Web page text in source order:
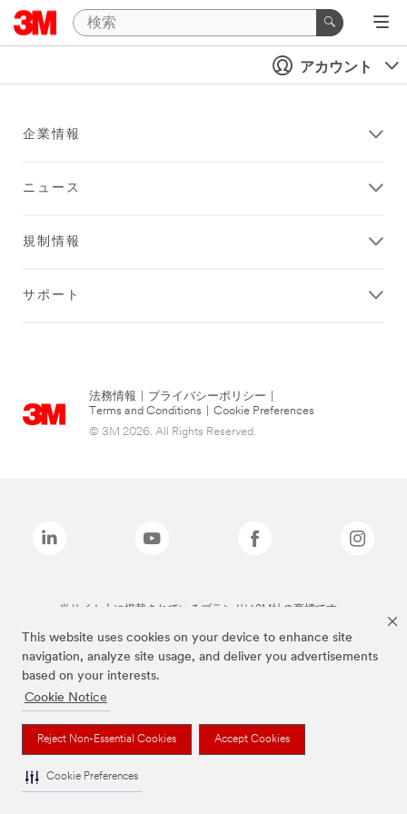
This website uses cookies on your device to enhance site
navigation, analyze site usage, and deliver you advertisements
based on your interests.
Cookie Notice
Reject Non-Essential Cookies Accept Cookies
Cookie Preferences
アカウント
企業情報
ニュース
規制情報
サポート
法務情報 プライバシーポリシー
Terms and Conditions
Cookie Preferences
© 3M 2026. All Rights Reserved.
当サイト上に掲載されているブランドは3M社の商標です。